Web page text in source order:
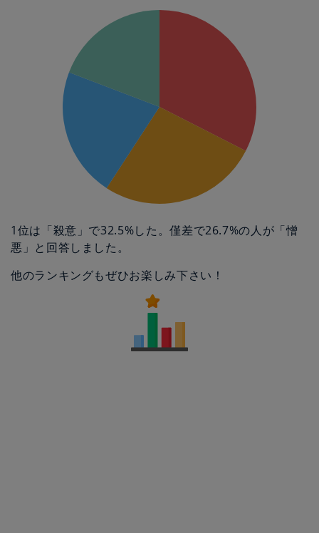
1位は「殺意」で32.5%した。僅差で26.7%の人が「憎
悪」と回答しました。
他のランキングもぜひお楽しみ下さい！